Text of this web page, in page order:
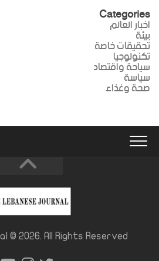
Categories
اخبار العالم
بيئة
تحقيقات خاصة
تكنولوجيا
سياحة واقتصاد
سياسة
صحة وغذاء
© 2026. All Rights Reserved.